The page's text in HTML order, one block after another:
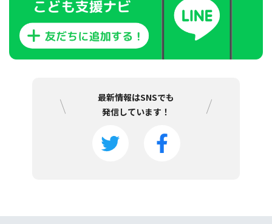
最新情報はSNSでも
発信しています！